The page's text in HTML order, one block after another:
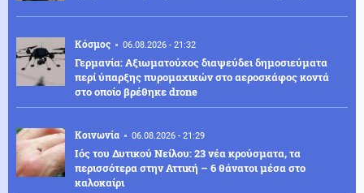
Κόσμος 06.08.2026 - 21:32
Γερμανία: Αξιωματούχος διαψεύδει δημοσιεύματα
περί ύπαρξης πυρομαχικών στο αεροσκάφος κοντά
στο οποίο βρέθηκε drone
Κοινωνία 06.08.2026 - 21:29
Ιός του Δυτικού Νείλου: 23 νέα κρούσματα, τα
περισσότερα στην Αττική – 6 θάνατοι μέσα στο
καλοκαίρι